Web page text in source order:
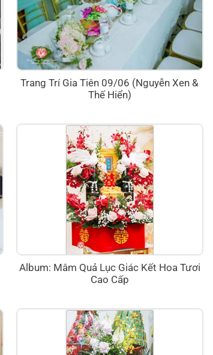
Trang Trí Gia Tiên 09/06 (Nguyễn Xen &
Thế Hiển)
Album: Mâm Quả Lục Giác Kết Hoa Tươi
Cao Cấp